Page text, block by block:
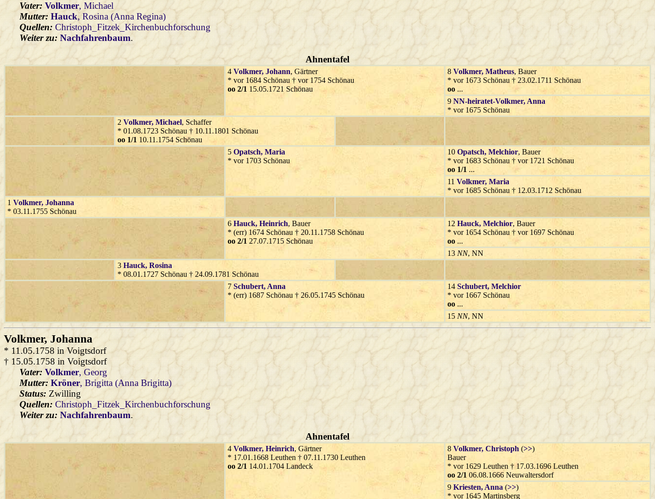
Vater: Volkmer, Michael
Mutter: Hauck, Rosina (Anna Regina)
Quellen: Christoph_Fitzek_Kirchenbuchforschung
Weiter zu: Nachfahrenbaum.
Ahnentafel
4 Volkmer, Johann, Gärtner
* vor 1684 Schönau † vor 1754 Schönau
oo 2/1 15.05.1721 Schönau
8 Volkmer, Matheus, Bauer
* vor 1673 Schönau † 23.02.1711 Schönau
oo ...
9 NN-heiratet-Volkmer, Anna
* vor 1675 Schönau
2 Volkmer, Michael, Schaffer
* 01.08.1723 Schönau † 10.11.1801 Schönau
oo 1/1 10.11.1754 Schönau
5 Opatsch, Maria
* vor 1703 Schönau
10 Opatsch, Melchior, Bauer
* vor 1683 Schönau † vor 1721 Schönau
oo 1/1 ...
11 Volkmer, Maria
* vor 1685 Schönau † 12.03.1712 Schönau
1 Volkmer, Johanna
* 03.11.1755 Schönau
6 Hauck, Heinrich, Bauer
* (err) 1674 Schönau † 20.11.1758 Schönau
oo 2/1 27.07.1715 Schönau
12 Hauck, Melchior, Bauer
* vor 1654 Schönau † vor 1697 Schönau
oo ...
13 NN, NN
3 Hauck, Rosina
* 08.01.1727 Schönau † 24.09.1781 Schönau
7 Schubert, Anna
* (err) 1687 Schönau † 26.05.1745 Schönau
14 Schubert, Melchior
* vor 1667 Schönau
oo ...
15 NN, NN
Volkmer, Johanna
* 11.05.1758 in Voigtsdorf
† 15.05.1758 in Voigtsdorf
Vater: Volkmer, Georg
Mutter:Kröner, Brigitta (Anna Brigitta)
Status: Zwilling
Quellen: Christoph_Fitzek_Kirchenbuchforschung
Weiter zu: Nachfahrenbaum.
Ahnentafel
4 Volkmer, Heinrich, Gärtner
* 17.01.1668 Leuthen † 07.11.1730 Leuthen
oo 2/1 14.01.1704 Landeck
8 Volkmer, Christoph (>>)
Bauer
* vor 1629 Leuthen † 17.03.1696 Leuthen
oo 2/1 06.08.1666 Neuwaltersdorf
9 Kriesten, Anna (>>)
* vor 1645 Martinsberg